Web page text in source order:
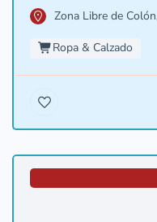
Zona Libre de
Ropa & Calzado